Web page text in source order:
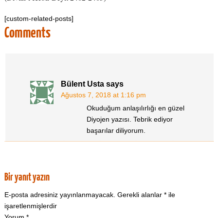
[custom-related-posts]
Comments
Bülent Usta says
Ağustos 7, 2018 at 1:16 pm
Okuduğum anlaşılırlığı en güzel
Diyojen yazısı. Tebrik ediyor
başarılar diliyorum.
Bir yanıt yazın
E-posta adresiniz yayınlanmayacak. Gerekli alanlar *ile
işaretlenmişlerdir